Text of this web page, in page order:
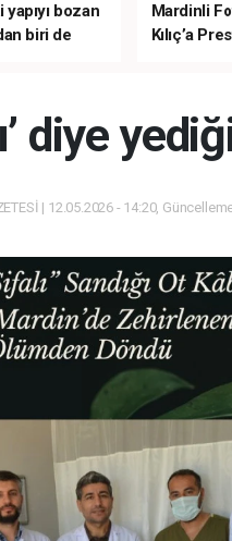
bozan
biri de
Mardinli
Kılıç’a
diye
| 12.05.2026 - 14:20,